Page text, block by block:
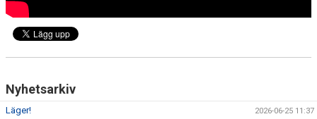
Nyhetsarkiv
Läger! 2026-06-25 11:37